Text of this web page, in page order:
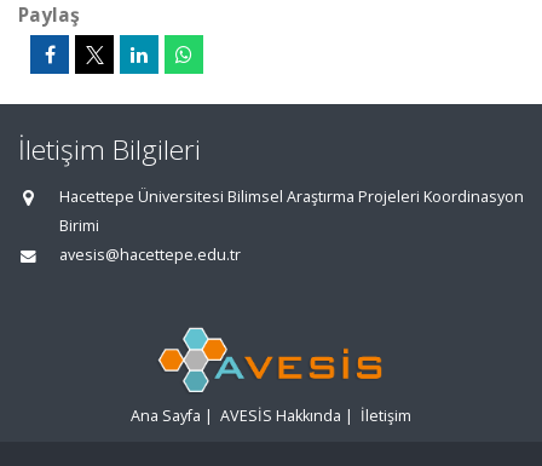
Paylaş
İletişim Bilgileri
Hacettepe Üniversitesi Bilimsel Araştırma Projeleri Koordinasyon
Birimi
avesis@hacettepe.edu.tr
Ana Sayfa | AVESİS Hakkında | İletişim